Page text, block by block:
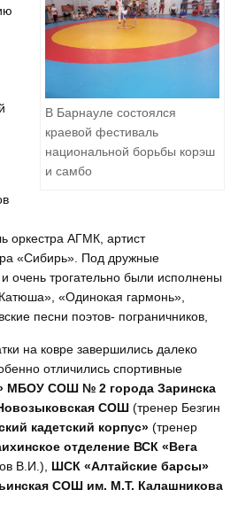
В Барнауле состоялся
краевой фестиваль
национальной борьбы корэш
и самбо
оркестра АГМК, артист
«Сибирь». Под дружные
очень трогательно были исполнены
«Одинокая гармонь»,
песни поэтов- пограничников,
на ковре завершились далеко
отличились спортивные
МБОУ СОШ № 2 города Заринска
СОШ (тренер Безгин
кадетский корпус» (тренер
отделение ВСК «Вега
В.И.), ШСК «Алтайские барсы»
СОШ им. М.Т. Калашникова